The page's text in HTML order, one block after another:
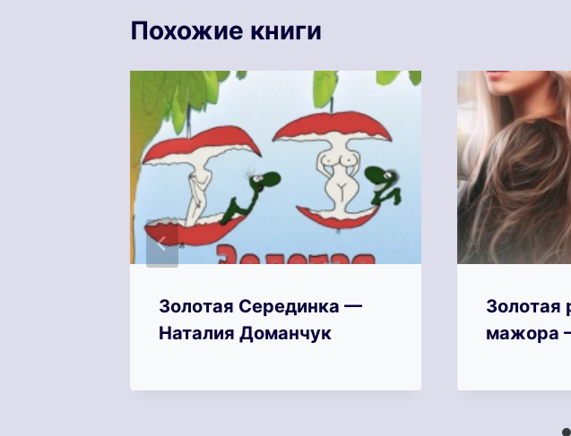
Похожие книги
Золотая Серединка —
Наталия Доманчук
Золотая
мажора